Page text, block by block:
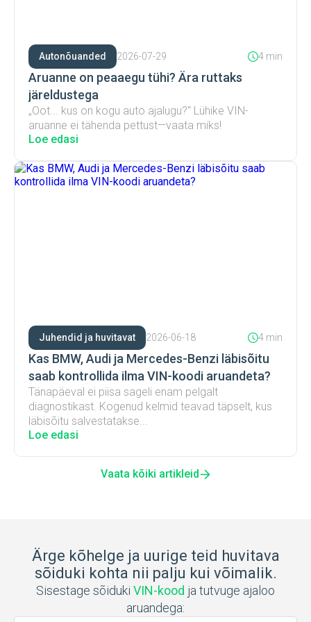
Autonõuanded 2026-07-29 4 min
Aruanne on peaaegu tühi? Ära ruttaks
järeldustega
„Oot... kus on kogu auto ajalugu?“ Lühike VIN-
aruanne ei tähenda pettust—vaata miks!
Loe edasi
Juhendid ja huvitavat 2026-06-18 4 min
Kas BMW, Audi ja Mercedes-Benzi läbisõitu
saab kontrollida ilma VIN-koodi aruandeta?
Tänapäeval ei piisa sageli enam pelgalt
diagnostikast. Kogenud kelmid teavad täpselt, kus
läbisõitu salvestatakse...
Loe edasi
Vaata kõiki artikleid
Ärge kõhelge ja uurige teid huvitava
sõiduki kohta nii palju kui võimalik.
Sisestage sõiduki VIN-kood ja tutvuge ajaloo
aruandega: